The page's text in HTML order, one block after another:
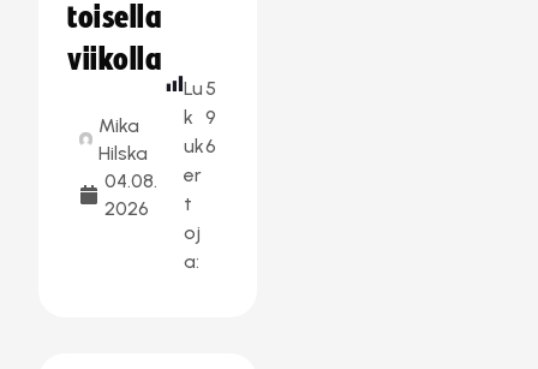
toisella
viikolla
Mika
Hilska
04.08.
2026
Lu
k
uk
er
t
oj
a:
5
9
6